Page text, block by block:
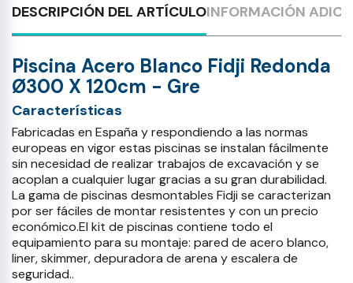
DESCRIPCIÓN DEL ARTÍCULOINFORMACIÓN
Piscina Acero Blanco Fidji Redonda
Ø300 X 120cm - Gre
Características
Fabricadas en España y respondiendo a las normas
europeas en vigor estas piscinas se instalan fácilmente
sin necesidad de realizar trabajos de excavación y se
acoplan a cualquier lugar gracias a su gran durabilidad.
La gama de piscinas desmontables Fidji se caracterizan
por ser fáciles de montar resistentes y con un precio
económico.El kit de piscinas contiene todo el
equipamiento para su montaje: pared de acero blanco,
liner, skimmer, depuradora de arena y escalera de
seguridad..